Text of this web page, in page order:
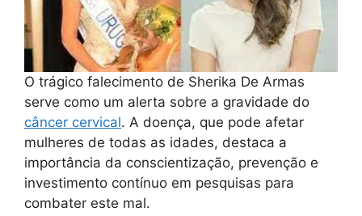
O trágico falecimento de Sherika De Armas
serve como um alerta sobre a gravidade do
câncer cervical. A doença, que pode afetar
mulheres de todas as idades, destaca a
importância da conscientização, prevenção e
investimento contínuo em pesquisas para
combater este mal.